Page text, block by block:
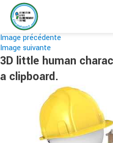
Image précédente
Image suivante
3D little human
a clipboard.